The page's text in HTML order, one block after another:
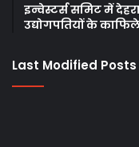
इन्वेस्टर्स समिट में
उद्योगपतियों के
Last Modified Posts